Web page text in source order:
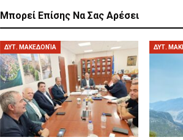
Μπορεί Επίσης Να Σας Αρέσει
ΔΥΤ. ΜΑΚΕΔΟΝΊΑ ΔΥΤ.